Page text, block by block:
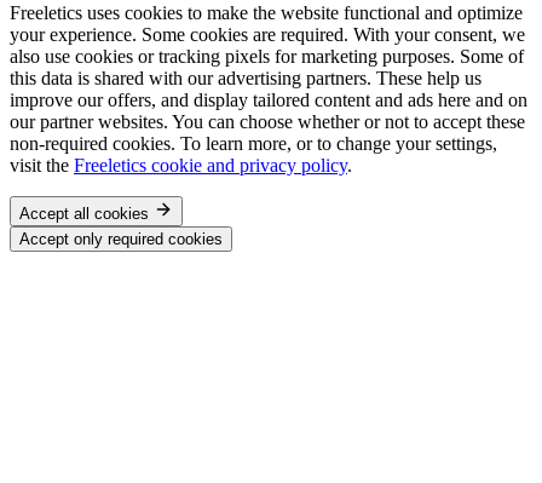
Freeletics uses cookies to make the website functional and optimize
your experience. Some cookies are required. With your consent, we
also use cookies or tracking pixels for marketing purposes. Some of
this data is shared with our advertising partners. These help us
improve our offers, and display tailored content and ads here and on
our partner websites. You can choose whether or not to accept these
non-required cookies. To learn more, or to change your settings,
visit the Freeletics cookie and privacy policy.
Accept all cookies
Accept only required cookies